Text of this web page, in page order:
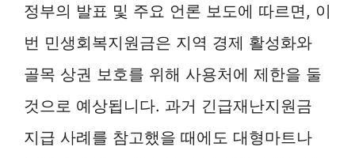
정부의 발표 및 주요 언론 보도에 따르면, 이
번 민생회복지원금은 지역 경제 활성화와
골목 상권 보호를 위해 사용처에 제한을 둘
것으로 예상됩니다. 과거 긴급재난지원금
지급 사례를 참고했을 때에도 대형마트나